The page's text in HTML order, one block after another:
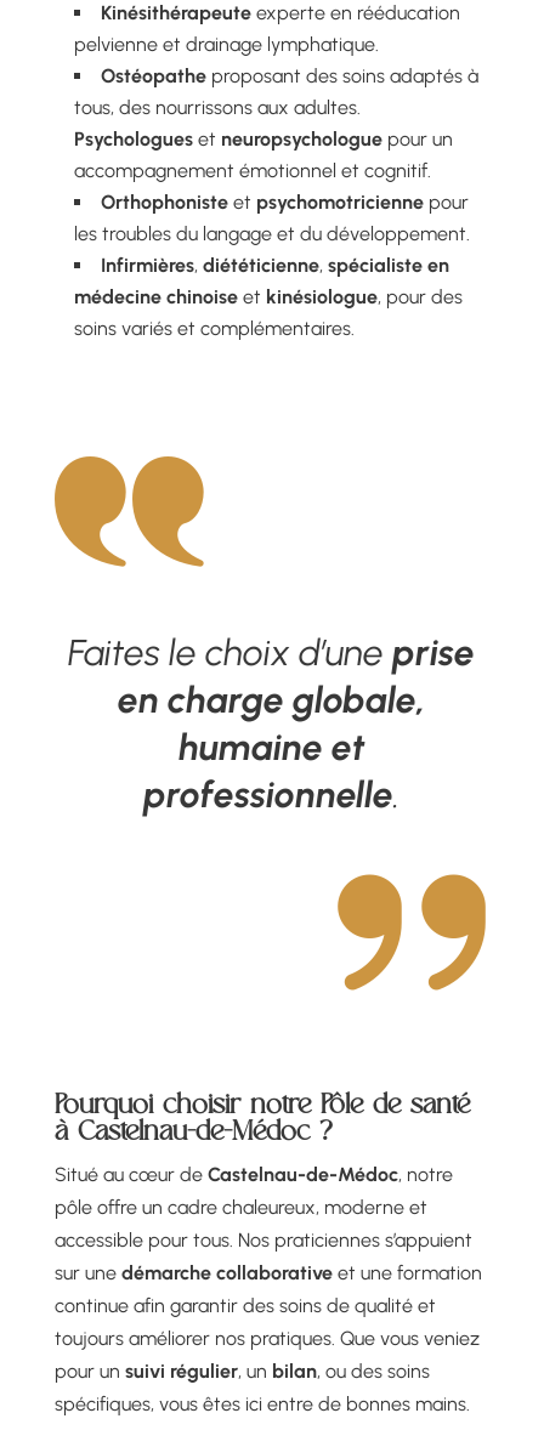
Kinésithérapeuteexperte en rééducation
pelvienne et drainage lymphatique.
Ostéopatheproposant des soins adaptés à
tous, des nourrissons aux adultes.
Psychologueset neuropsychologuepour un
accompagnement émotionnel et cognitif.
Orthophonisteet psychomotriciennepour
les troubles du langage et du développement.
Infirmières, diététicienne, spécialiste en
médecine chinoiseet kinésiologue, pour des
soins variés et complémentaires.
Faites le choix d’uneprise
en charge globale,
humaine et
professionnelle.
Pourquoi choisir notre Pôle de santé
à Castelnau-de-Médoc?
Situé au cœur de Castelnau-de-Médoc, notre
pôle offre un cadre chaleureux, moderne et
accessible pour tous. Nos praticiennes s’appuient
sur une démarche collaborativeet une formation
continue afin garantir des soins de qualité et
toujours améliorer nos pratiques. Que vous veniez
pour un suivi régulier, un bilan, ou des soins
spécifiques, vous êtes ici entre de bonnes mains.